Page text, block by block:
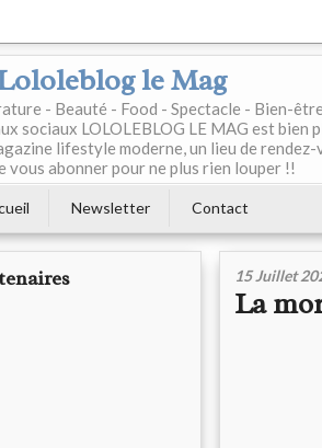
le Mag
- Beauté - Food - Spectacle - Bien-
sociaux LOLOLEBLOG LE MAG est bien
lifestyle moderne, un lieu de
vous abonner pour ne plus rien louper !!
Newsletter Contact
15 Juillet
La